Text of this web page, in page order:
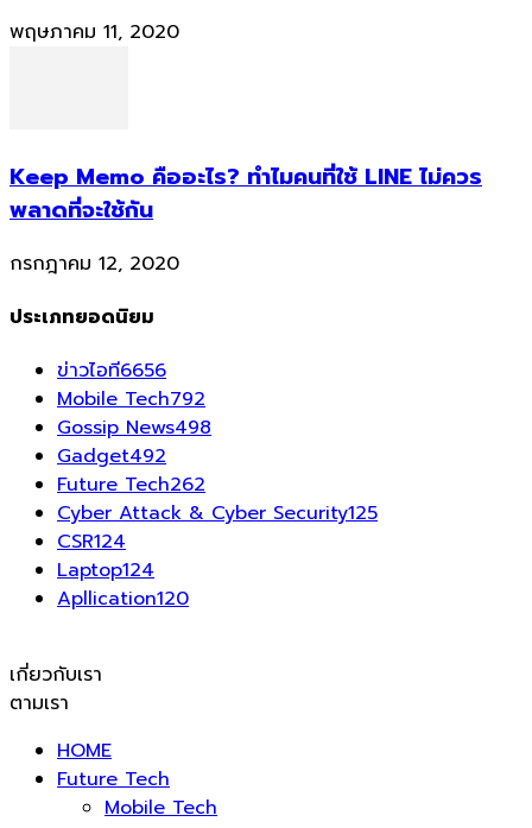
พฤษภาคม 11, 2020
Keep Memo คืออะไร? ทำไมคนที่ใช้ LINE ไม่ควร
พลาดที่จะใช้กัน
กรกฎาคม 12, 2020
ประเภทยอดนิยม
ข่าวไอที6656
Mobile Tech792
Gossip News498
Gadget492
Future Tech262
Cyber Attack & Cyber Security125
CSR124
Laptop124
Apllication120
เกี่ยวกับเรา
ตามเรา
HOME
Future Tech
Mobile Tech